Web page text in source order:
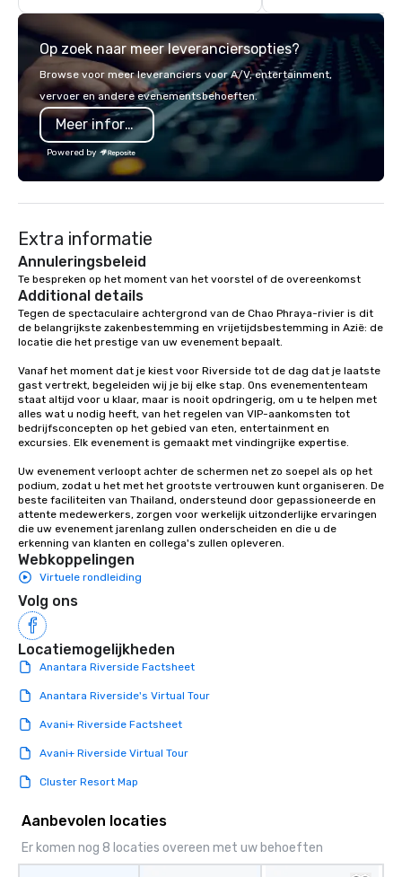
think like a Silicon
world's fastest-
or walk away with a
innovation playbook,
seniority, and
Op zoek naar meer leveranciersopties?
Browse voor meer leveranciers voor A/V, entertainment,
vervoer en andere evenementsbehoeften.
Meer informatie
Powered by
Extra informatie
Annuleringsbeleid
Te bespreken op het moment van het voorstel of de overeenkomst
Additional details
Tegen de spectaculaire achtergrond van de Chao Phraya-rivier is dit
de belangrijkste zakenbestemming en vrijetijdsbestemming in Azië: de
locatie die het prestige van uw evenement bepaalt.
Vanaf het moment dat je kiest voor Riverside tot de dag dat je laatste
gast vertrekt, begeleiden wij je bij elke stap. Ons evenemententeam
staat altijd voor u klaar, maar is nooit opdringerig, om u te helpen met
alles wat u nodig heeft, van het regelen van VIP-aankomsten tot
bedrijfsconcepten op het gebied van eten, entertainment en
excursies. Elk evenement is gemaakt met vindingrijke expertise.
Uw evenement verloopt achter de schermen net zo soepel als op het
podium, zodat u het met het grootste vertrouwen kunt organiseren. De
beste faciliteiten van Thailand, ondersteund door gepassioneerde en
attente medewerkers, zorgen voor werkelijk uitzonderlijke ervaringen
die uw evenement jarenlang zullen onderscheiden en die u de
erkenning van klanten en collega's zullen opleveren.
Webkoppelingen
Virtuele rondleiding
Volg ons
Locatiemogelijkheden
Anantara Riverside Factsheet
Anantara Riverside's Virtual Tour
Avani+ Riverside Factsheet
Avani+ Riverside Virtual Tour
Cluster Resort Map
Aanbevolen locaties
Er komen nog 8 locaties overeen met uw behoeften